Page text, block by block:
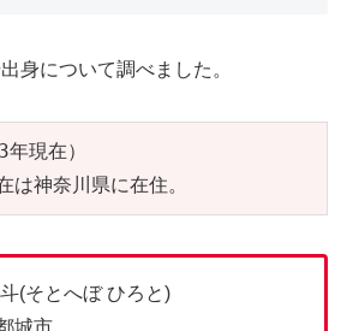
身について調べました。
現在）
は神奈川県に在住。
(そとへぼ ひろと)